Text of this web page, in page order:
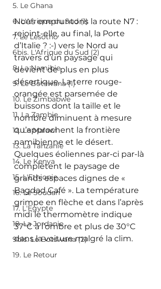
5. Le Ghana
6. L'Afrique du Sud (1)
7. Le Lesotho
6bis. L'Afrique du Sud (2)
8. La Namibie
9. Le Botswana (1)
10. Le Zimbabwe
11. La Zambie
12. Le Malawi
13. La Tanzanie
14. Le Kenya
15. L'Ethiopie
16. Le Soudan
17. L'Egypte
18. La Jordanie
9bis. Le Botswana (2)
19. Le Retour
Nous empruntons la route N7 :
rejoint-elle, au final, la Porte
d’Italie ? :-) vers le Nord au
travers d’un paysage qui
devient de plus en plus
désertique. La terre rouge-
orangée est parsemée de
buissons dont la taille et le
nombre diminuent à mesure
qu’approchent la frontière
namibienne et le désert.
Quelques éoliennes par-ci par-là
complètent le paysage de
grands espaces dignes de «
Bagdad Café ». La température
grimpe en flèche et dans l’après
midi le thermomètre indique
37°C à l’ombre et plus de 30°C
dans la voiture malgré la clim.